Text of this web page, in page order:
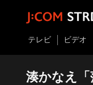
テレビ ビデオ
湊かなえ「